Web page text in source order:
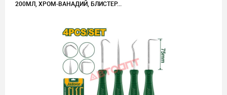
200МЛ, ХРОМ-ВАНАДИЙ, БЛИСТЕР...